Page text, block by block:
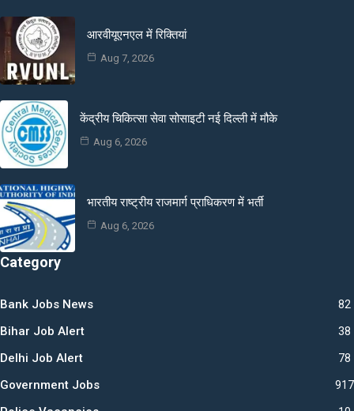
आरवीयूएनएल में रिक्तियां
Aug 7, 2026
केंद्रीय चिकित्सा सेवा सोसाइटी नई दिल्ली में मौके
Aug 6, 2026
भारतीय राष्ट्रीय राजमार्ग प्राधिकरण में भर्ती
Aug 6, 2026
Category
Bank Jobs News 82
Bihar Job Alert 38
Delhi Job Alert 78
Government Jobs 917